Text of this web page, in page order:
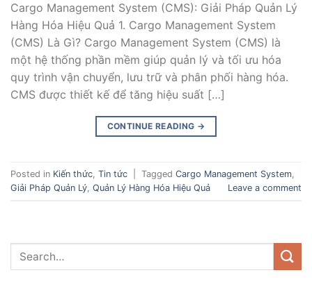
Cargo Management System (CMS): Giải Pháp Quản Lý
Hàng Hóa Hiệu Quả 1. Cargo Management System
(CMS) Là Gì? Cargo Management System (CMS) là
một hệ thống phần mềm giúp quản lý và tối ưu hóa
quy trình vận chuyển, lưu trữ và phân phối hàng hóa.
CMS được thiết kế để tăng hiệu suất […]
CONTINUE READING →
Posted in Kiến thức Tin tức Tagged Cargo Management System
Giải Pháp Quản Lý Quản Lý Hàng Hóa Hiệu Quả Leave a comment